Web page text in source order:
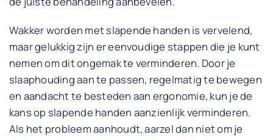
Wakker worden met slapende handen is vervelend,
maar gelukkig zijn er eenvoudige stappen die je kunt
nemen om dit ongemak te verminderen. Door je
slaaphouding aan te passen, regelmatig te bewegen
en aandacht te besteden aan ergonomie, kun je de
kans op slapende handen aanzienlijk verminderen.
Als het probleem aanhoudt, aarzel dan niet om je